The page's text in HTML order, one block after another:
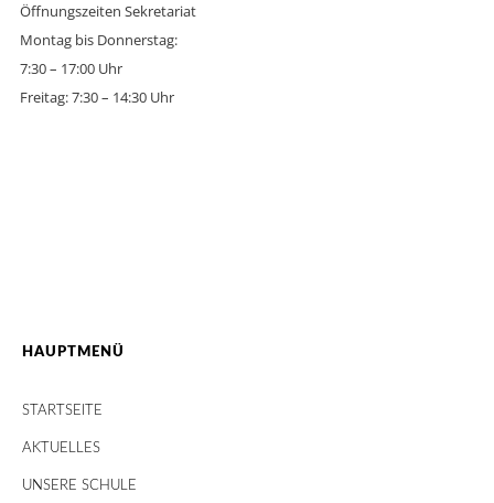
Öffnungszeiten Sekretariat
Montag bis Donnerstag:
7:30 – 17:00 Uhr
Freitag: 7:30 – 14:30 Uhr
HAUPTMENÜ
STARTSEITE
AKTUELLES
UNSERE SCHULE